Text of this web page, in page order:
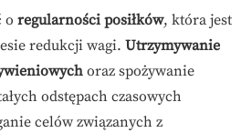
o regularności posiłków, która jest
redukcji wagi. Utrzymywanie
oraz spożywanie
odstępach czasowych
celów związanych z